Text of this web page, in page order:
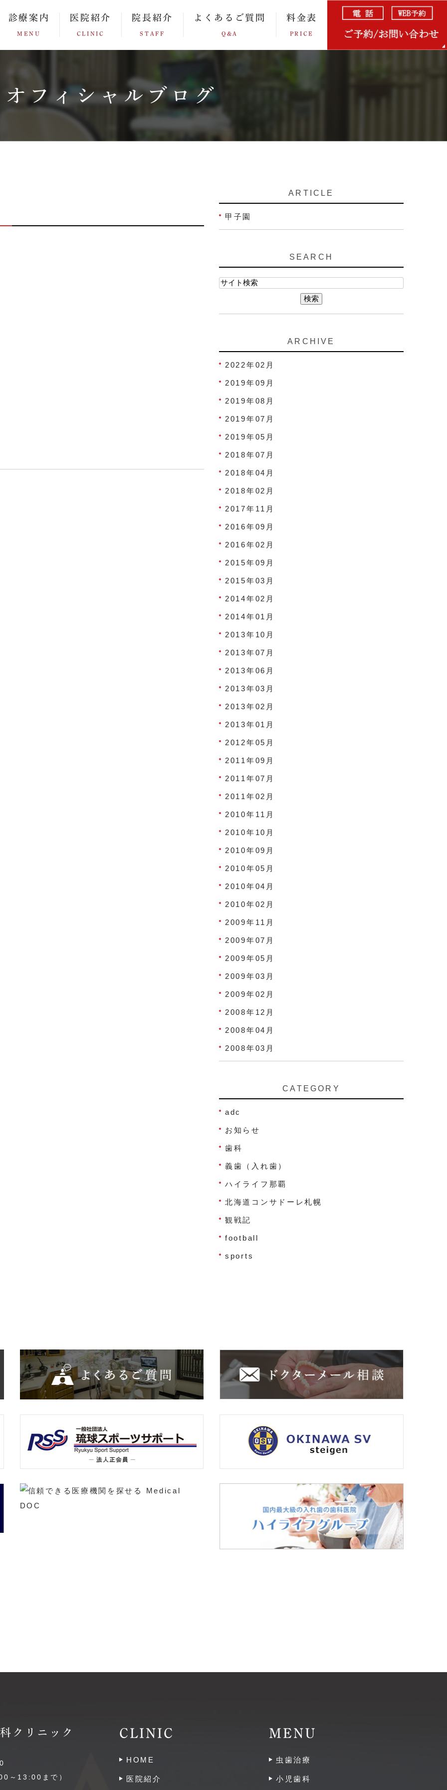
診療案内
MENU
医院紹介
CLINIC
院長紹介
STAFF
よくあるご質問
Q&A
料金表
PRICE
オフィシャルブログ
ARTICLE
甲子園
SEARCH
ARCHIVE
2022年02月
2019年09月
2019年08月
2019年07月
2019年05月
2018年07月
2018年04月
2018年02月
2017年11月
2016年09月
2016年02月
2015年09月
2015年03月
2014年02月
2014年01月
2013年10月
2013年07月
2013年06月
2013年03月
2013年02月
2013年01月
2012年05月
2011年09月
2011年07月
2011年02月
2010年11月
2010年10月
2010年09月
2010年05月
2010年04月
2010年02月
2009年11月
2009年07月
2009年05月
2009年03月
2009年02月
2008年12月
2008年04月
2008年03月
CATEGORY
adc
お知らせ
歯科
義歯（入れ歯）
ハイライフ那覇
北海道コンサドーレ札幌
観戦記
football
sports
クリニック
～13:00まで）
CLINIC
HOME
医院紹介
MENU
虫歯治療
小児歯科